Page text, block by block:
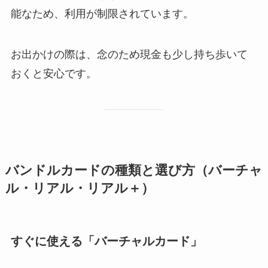
能なため、利用が制限されています。
お出かけの際は、念のため現金も少し持ち歩いて
おくと安心です。
バンドルカードの種類と選び方（バーチャ
ル・リアル・リアル＋）
すぐに使える「バーチャルカード」